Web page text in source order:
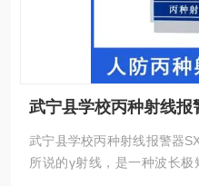
武宁县学校丙种射线
武宁县学校丙种射线报警器
所说的γ射线，是一种波长极